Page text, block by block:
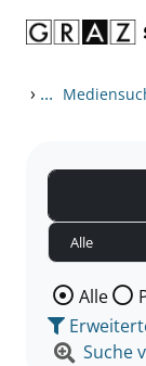
› ...
Wählen
Alle
Suche